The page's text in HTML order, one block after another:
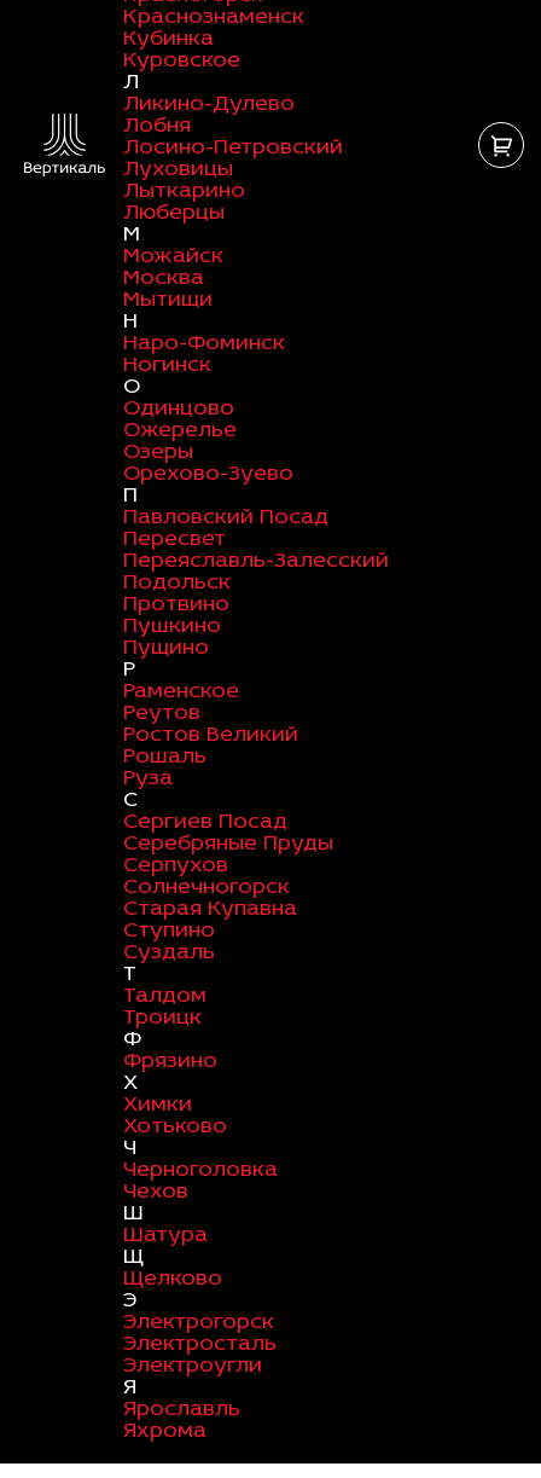
Краснознаменск
Кубинка
Куровское
Л
Ликино-Дулево
Лобня
Лосино-Петровский
Луховицы
Лыткарино
Люберцы
М
Можайск
Москва
Мытищи
Н
Наро-Фоминск
Ногинск
О
Одинцово
Ожерелье
Озеры
Орехово-Зуево
П
Павловский Посад
Пересвет
Переяславль-Залесский
Подольск
Протвино
Пушкино
Пущино
Р
Раменское
Реутов
Ростов Великий
Рошаль
Руза
С
Сергиев Посад
Серебряные Пруды
Серпухов
Солнечногорск
Старая Купавна
Ступино
Суздаль
Т
Талдом
Троицк
Ф
Фрязино
Х
Химки
Хотьково
Ч
Черноголовка
Чехов
Ш
Шатура
Щ
Щелково
Э
Электрогорск
Электросталь
Электроугли
Я
Ярославль
Яхрома